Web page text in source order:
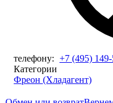
телефону: +7 (495)
Категории
Фреон (Хладагент)